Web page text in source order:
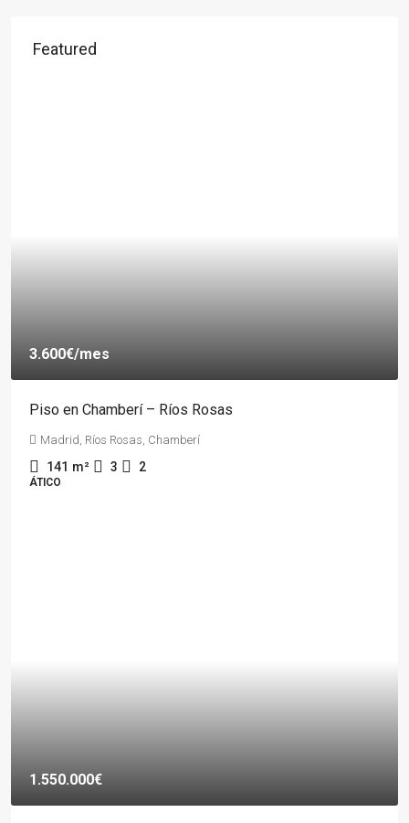
Featured
3.600€/mes
Piso en Chamberí – Ríos Rosas
Madrid, Ríos Rosas, Chamberí
141 m² 3 2
ÁTICO
1.550.000€